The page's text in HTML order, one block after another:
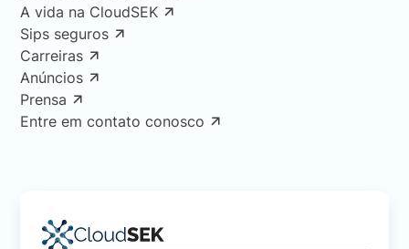
A vida na CloudSEK
Sips seguros
Carreiras
Anúncios
Prensa
Entre em contato conosco